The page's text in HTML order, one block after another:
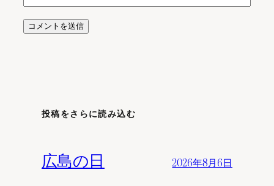
投稿をさらに読み込む
広島の日 2026年8月6日